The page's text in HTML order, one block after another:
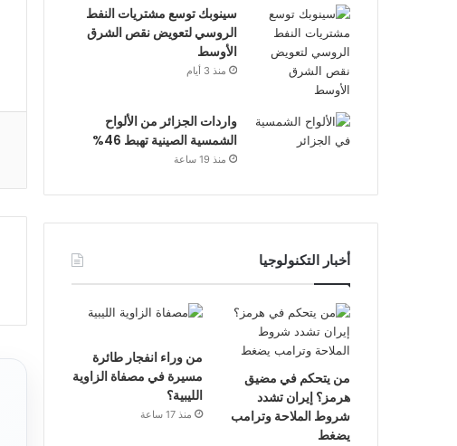
سينوبك توسع مشتريات النفط
الروسي لتعويض نقص الشرق
الأوسط
منذ 3 أيام
واردات الجزائر من الألواح
الشمسية الصينية تهبط 46%
منذ 19 ساعة
أخبار التكنولوجيا
من يتحكم في مضيق
هرمز؟ إيران تشدد
شروط الملاحة وترامب
يضغط
من وراء انفجار طائرة
مسيرة في مصفاة الزاوية
الليبية؟
منذ 17 ساعة